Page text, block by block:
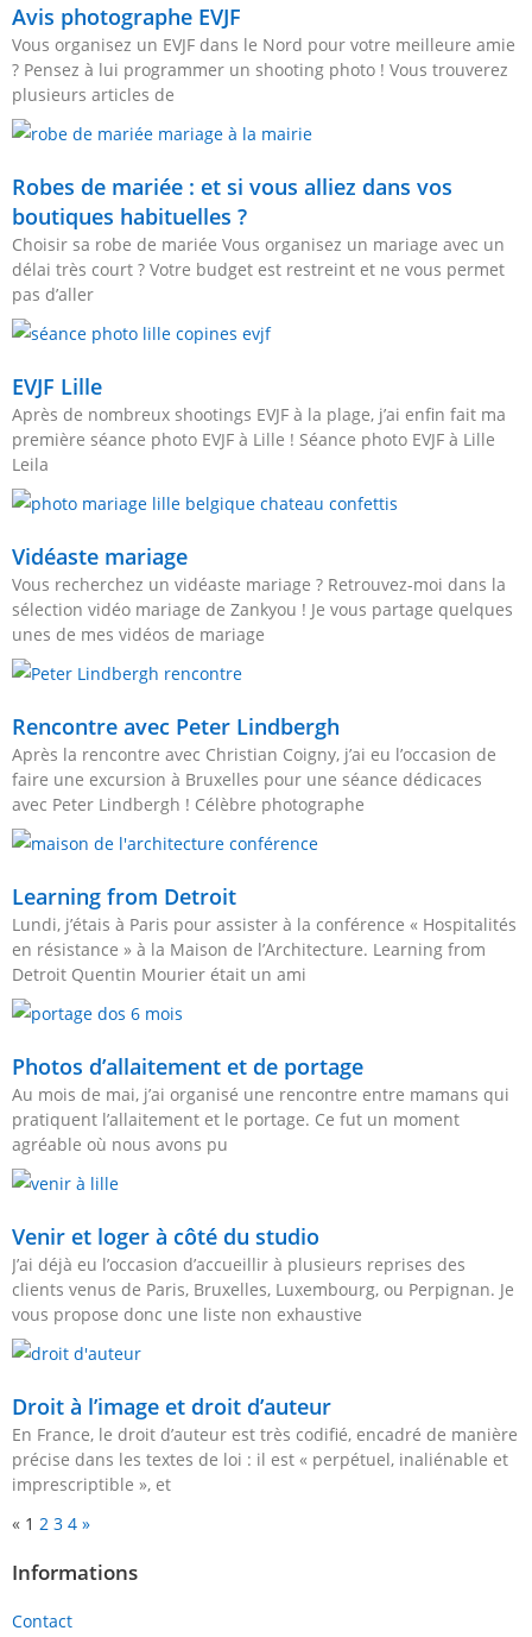
Avis photographe EVJF
Vous organisez un EVJF dans le Nord pour votre meilleure amie
? Pensez à lui programmer un shooting photo ! Vous trouverez
plusieurs articles de
Robes de mariée : et si vous alliez dans vos
boutiques habituelles ?
Choisir sa robe de mariée Vous organisez un mariage avec un
délai très court ? Votre budget est restreint et ne vous permet
pas d’aller
EVJF Lille
Après de nombreux shootings EVJF à la plage, j’ai enfin fait ma
première séance photo EVJF à Lille ! Séance photo EVJF à Lille
Leila
Vidéaste mariage
Vous recherchez un vidéaste mariage ? Retrouvez-moi dans la
sélection vidéo mariage de Zankyou ! Je vous partage quelques
unes de mes vidéos de mariage
Rencontre avec Peter Lindbergh
Après la rencontre avec Christian Coigny, j’ai eu l’occasion de
faire une excursion à Bruxelles pour une séance dédicaces
avec Peter Lindbergh ! Célèbre photographe
Learning from Detroit
Lundi, j’étais à Paris pour assister à la conférence « Hospitalités
en résistance » à la Maison de l’Architecture. Learning from
Detroit Quentin Mourier était un ami
Photos d’allaitement et de portage
Au mois de mai, j’ai organisé une rencontre entre mamans qui
pratiquent l’allaitement et le portage. Ce fut un moment
agréable où nous avons pu
Venir et loger à côté du studio
J’ai déjà eu l’occasion d’accueillir à plusieurs reprises des
clients venus de Paris, Bruxelles, Luxembourg, ou Perpignan. Je
vous propose donc une liste non exhaustive
Droit à l’image et droit d’auteur
En France, le droit d’auteur est très codifié, encadré de manière
précise dans les textes de loi : il est « perpétuel, inaliénable et
imprescriptible », et
« 1 2 3 4 »
Informations
Contact